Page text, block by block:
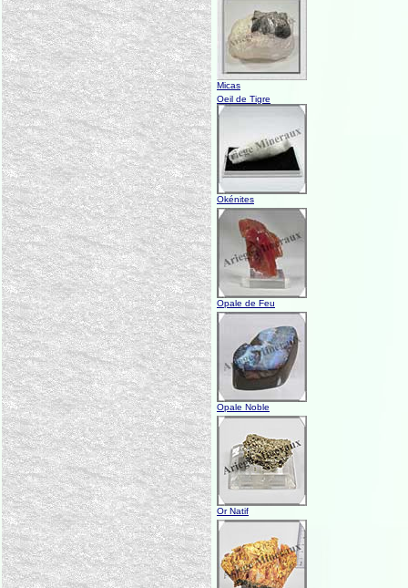
Micas
Oeil de Tigre
Okénites
Opale de Feu
Opale Noble
Or Natif